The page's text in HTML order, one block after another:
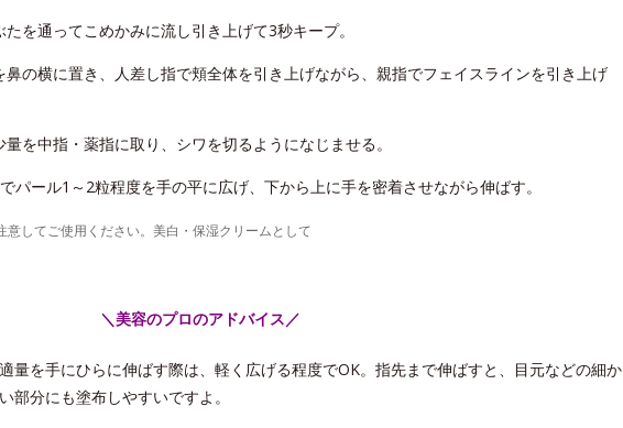
を通ってこめかみに流し引き上げて3秒キープ。
の横に置き、人差し指で頬全体を引き上げながら、親指でフェイスラインを引き上げ
を中指・薬指に取り、シワを切るようになじませる。
ール1～2粒程度を手の平に広げ、下から上に手を密着させながら伸ばす。
してご使用ください。美白・保湿クリームとして
＼美容のプロのアドバイス／
適量を手にひらに伸ばす際は、軽く広げる程度でOK。指先まで伸ばすと、目元などの細か
い部分にも塗布しやすいですよ。